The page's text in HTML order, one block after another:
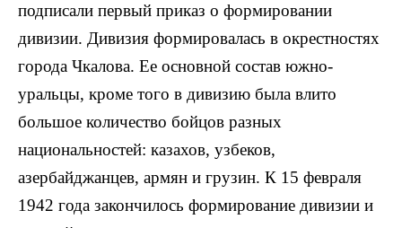
подписали первый приказ о формировании
дивизии. Дивизия формировалась в окрестностях
города Чкалова. Ее основной состав южно-
уральцы, кроме того в дивизию была влито
большое количество бойцов разных
национальностей: казахов, узбеков,
азербайджанцев, армян и грузин. К 15 февраля
1942 года закончилось формирование дивизии и